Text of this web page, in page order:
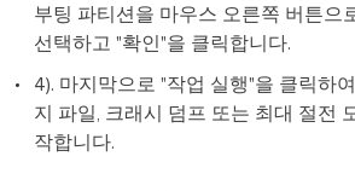
부팅 파티션을 마우스 오른쪽 버튼으
선택하고 "확인"을 클릭합니다.
4). 마지막으로 "작업 실행"을 클릭하
지 파일, 크래시 덤프 또는 최대 절전
작합니다.